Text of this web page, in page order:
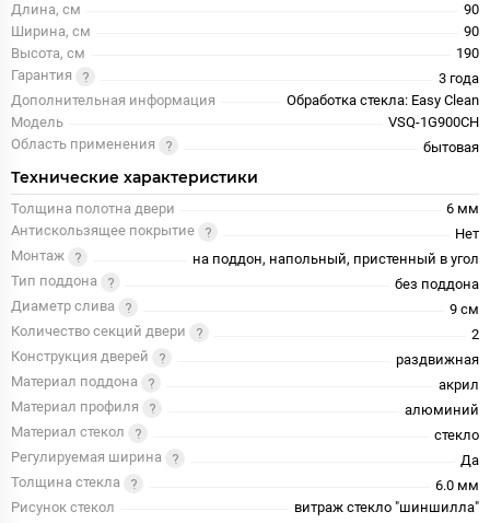
Длина, см
90
Ширина, см
90
Высота, см
190
Гарантия
3 года
Дополнительная информация
Обработка стекла: Easy Clean
Модель
VSQ-1G900CH
Область применения
бытовая
Технические характеристики
Толщина полотна двери
6 мм
Антискользящее покрытие
Нет
Монтаж
на поддон, напольный, пристенный в угол
Тип поддона
без поддона
Диаметр слива
9 см
Количество секций двери
2
Конструкция дверей
раздвижная
Материал поддона
акрил
Материал профиля
алюминий
Материал стекол
стекло
Регулируемая ширина
Да
Толщина стекла
6.0 мм
Рисунок стекол
витраж стекло "шиншилла"